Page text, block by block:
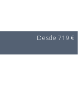
Desde 719 €